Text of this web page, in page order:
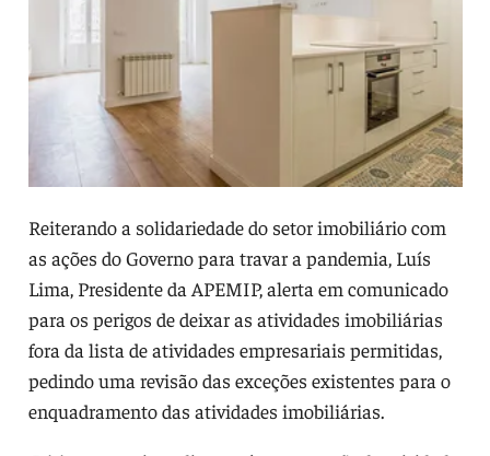
Reiterando a solidariedade do setor imobiliário com
as ações do Governo para travar a pandemia, Luís
Lima, Presidente da APEMIP, alerta em comunicado
para os perigos de deixar as atividades imobiliárias
fora da lista de atividades empresariais permitidas,
pedindo uma revisão das exceções existentes para o
enquadramento das atividades imobiliárias.